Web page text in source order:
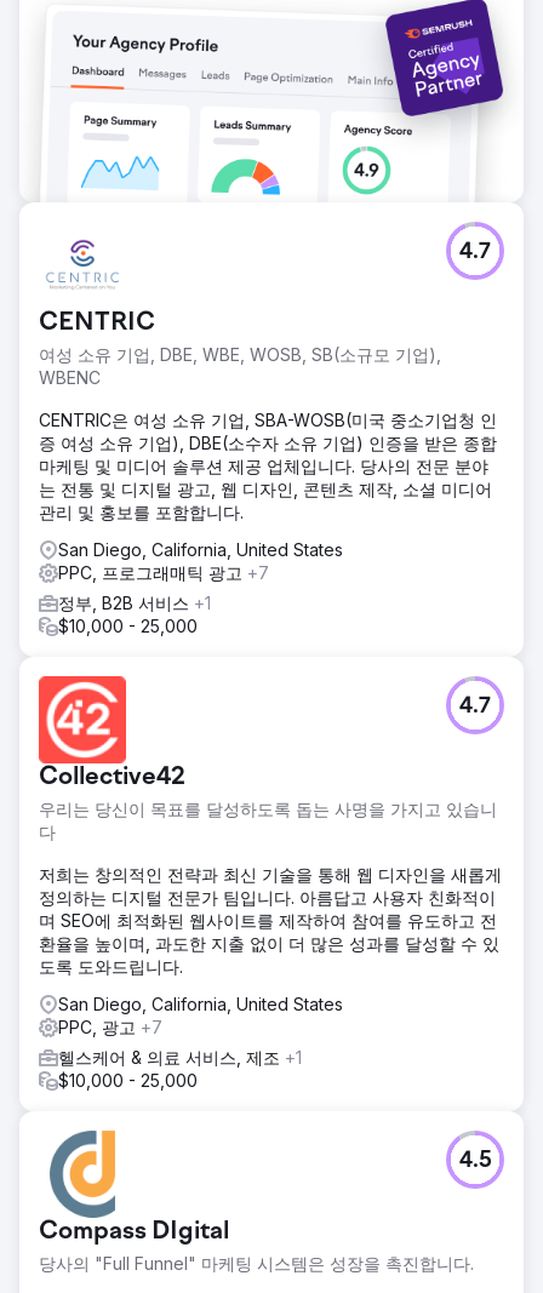
CENTRIC
여성 소유 기업, DBE, WBE, WOSB, SB(소규모 기업),
WBENC
4.7
CENTRIC은 여성 소유 기업, SBA-WOSB(미국 중소기업청 인
증 여성 소유 기업), DBE(소수자 소유 기업) 인증을 받은 종합
마케팅 및 미디어 솔루션 제공 업체입니다. 당사의 전문 분야
는 전통 및 디지털 광고, 웹 디자인, 콘텐츠 제작, 소셜 미디어
관리 및 홍보를 포함합니다.
San Diego, California, United States
PPC, 프로그래매틱 광고 +7
정부, B2B 서비스 +1
$10,000 - 25,000
Collective42
우리는 당신이 목표를 달성하도록 돕는 사명을 가지고 있습니
다
4.7
저희는 창의적인 전략과 최신 기술을 통해 웹 디자인을 새롭게
정의하는 디지털 전문가 팀입니다. 아름답고 사용자 친화적이
며 SEO에 최적화된 웹사이트를 제작하여 참여를 유도하고 전
환율을 높이며, 과도한 지출 없이 더 많은 성과를 달성할 수 있
도록 도와드립니다.
San Diego, California, United States
PPC, 광고 +7
헬스케어 & 의료 서비스, 제조 +1
$10,000 - 25,000
Compass DIgital
당사의 "Full Funnel" 마케팅 시스템은 성장을 촉진합니다.
4.5